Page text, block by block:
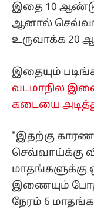
இதை 10
ஆனால்
உருவாக்க 20
இதையும்
வடமாநில
கடையை
"இதற்கு
செவ்வாய்க்கு
மாதங்களுக்கு
இணையும்
நேரம் 6